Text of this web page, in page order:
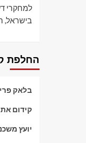
למחקרי
בישראל,
החלפת
בלאק
קידום
יועץ